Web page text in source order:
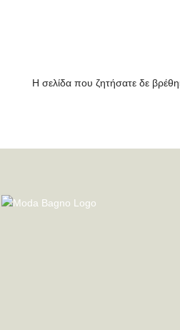
Η σελίδα που ζητήσατε δε